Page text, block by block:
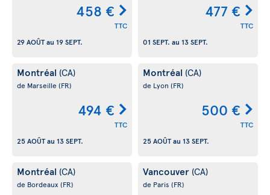
458 €
TTC
29 AOÛTau 19 SEPT.
477 €
TTC
01 SEPT. au 13 SEPT.
Montréal (CA)
de Marseille (FR)
494 €
TTC
25 AOÛTau 13 SEPT.
Montréal (CA)
de Lyon (FR)
500 €
TTC
25 AOÛTau 13 SEPT.
Montréal (CA)
de Bordeaux (FR)
Vancouver (CA)
de Paris (FR)